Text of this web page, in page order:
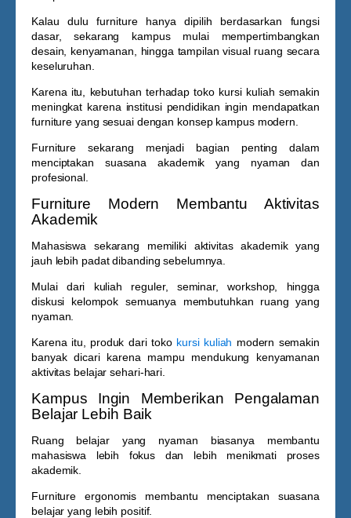
Kalau dulu furniture hanya dipilih berdasarkan fungsi
dasar, sekarang kampus mulai mempertimbangkan
desain, kenyamanan, hingga tampilan visual ruang secara
keseluruhan.
Karena itu, kebutuhan terhadaptoko kursi kuliah semakin
meningkat karena institusi pendidikan ingin mendapatkan
furniture yang sesuai dengan konsep kampus modern.
Furniture sekarang menjadi bagian penting dalam
menciptakan suasana akademik yang nyaman dan
profesional.
Furniture Modern Membantu Aktivitas
Akademik
Mahasiswa sekarang memiliki aktivitas akademik yang
jauh lebih padat dibanding sebelumnya.
Mulai dari kuliah reguler, seminar, workshop, hingga
diskusi kelompok semuanya membutuhkan ruang yang
nyaman.
Karena itu, produk dari toko kursi kuliah modern semakin
banyak dicari karena mampu mendukung kenyamanan
aktivitas belajar sehari-hari.
Kampus Ingin Memberikan Pengalaman
Belajar Lebih Baik
Ruang belajar yang nyaman biasanya membantu
mahasiswa lebih fokus dan lebih menikmati proses
akademik.
Furniture ergonomis membantu menciptakan suasana
belajar yang lebih positif.